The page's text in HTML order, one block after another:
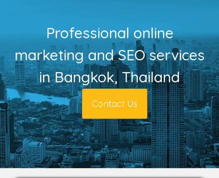
Professional online
marketing and SEO services
in Bangkok, Thailand
Contact Us